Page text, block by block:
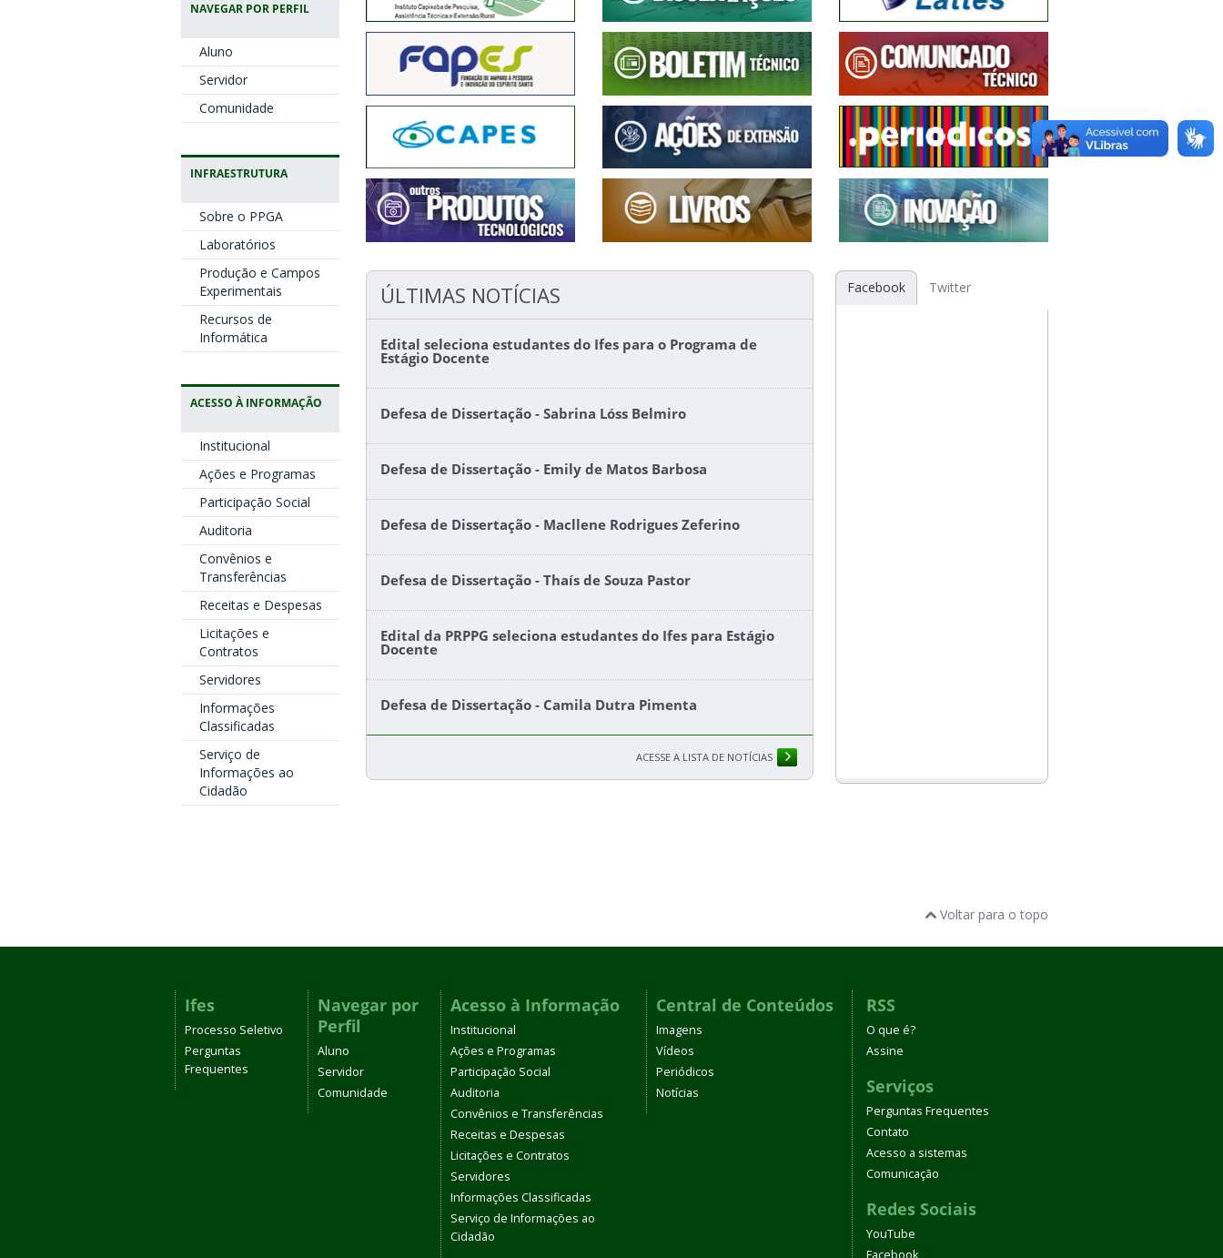
NAVEGAR POR PERFIL
Aluno
Servidor
Comunidade
INFRAESTRUTURA
Sobre o PPGA
Laboratórios
Produção e Campos
Experimentais
Recursos de
Informática
ACESSO À INFORMAÇÃO
Institucional
Ações e Programas
Participação Social
Auditoria
Convênios e
Transferências
Receitas e Despesas
Licitações e
Contratos
Servidores
Informações
Classificadas
Serviço de
Informações ao
Cidadão
ÚLTIMAS NOTÍCIAS
Edital seleciona estudantes do Ifes para o Programa de
Estágio Docente
Defesa de Dissertação - Sabrina Lóss Belmiro
Defesa de Dissertação - Emily de Matos Barbosa
Defesa de Dissertação - Macllene Rodrigues Zeferino
Defesa de Dissertação - Thaís de Souza Pastor
Edital da PRPPG seleciona estudantes do Ifes para Estágio
Docente
Defesa de Dissertação - Camila Dutra Pimenta
ACESSE A LISTA DE NOTÍCIAS
Facebook Twitter
Voltar para o topo
Ifes
Processo Seletivo
Perguntas
Frequentes
Navegar por
Perfil
Aluno
Servidor
Comunidade
Acesso à Informação
Institucional
Ações e Programas
Participação Social
Auditoria
Convênios e Transferências
Receitas e Despesas
Licitações e Contratos
Servidores
Informações Classificadas
Serviço de Informações ao
Cidadão
Central de Conteúdos
Imagens
Vídeos
Periódicos
Notícias
RSS
O que é?
Assine
Serviços
Perguntas Frequentes
Contato
Acesso a sistemas
Comunicação
Redes Sociais
YouTube
Facebook